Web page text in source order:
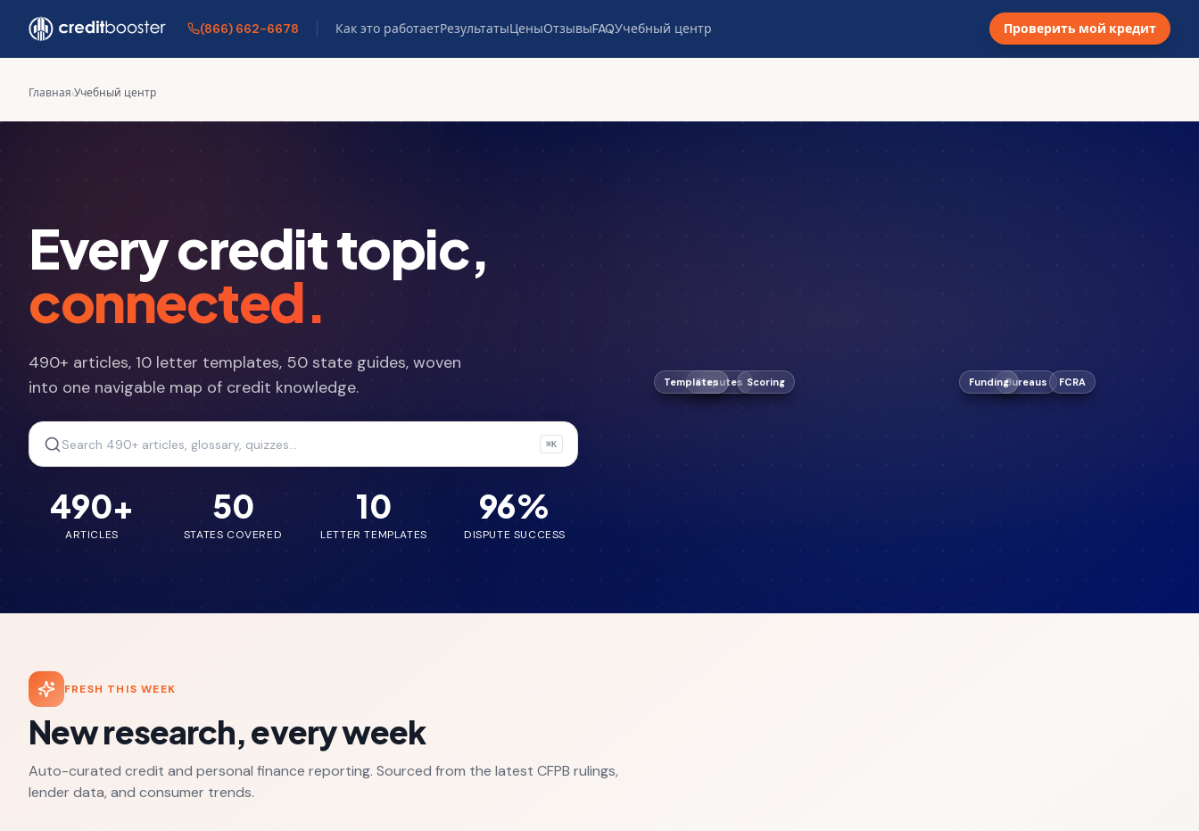
(866) 662-6678 Как это работаетРезультатыЦеныОтзывыFAQУчебный центр Проверить мой кредит
Главная›Учебный центр
Every credit topic,
connected.
490+ articles, 10 letter templates, 50 state guides, woven
into one navigable map of credit knowledge.
⌘K
490+
ARTICLES
50
STATES COVERED
10
LETTER TEMPLATES
96%
DISPUTE SUCCESS
Disputes Bureaus FCRA
Funding
Scoring
Templates
FRESH THIS WEEK
New research, every week
Auto-curated credit and personal finance reporting. Sourced from the latest CFPB rulings,
lender data, and consumer trends.